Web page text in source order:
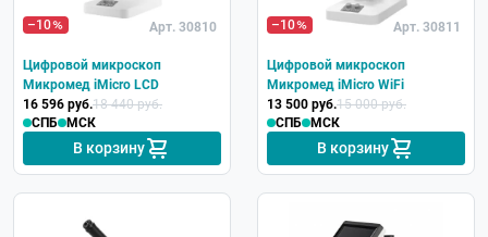
–10 Арт. 30810
Цифровой микроскоп
Микромед iMicro LCD
16 596 руб.18 440 руб.
СПБ
МСК
В корзину
–10 Арт. 30811
Цифровой микроскоп
Микромед iMicro WiFi
13 500 руб.15 000 руб.
СПБ
МСК
В корзину